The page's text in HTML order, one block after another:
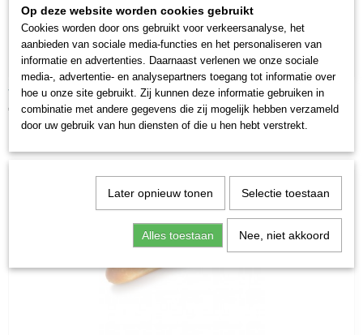
Vloerbruin
€ 3,20
Op deze website worden cookies gebruikt
Cookies worden door ons gebruikt voor verkeersanalyse, het
aanbieden van sociale media-functies en het personaliseren van
informatie en advertenties. Daarnaast verlenen we onze sociale
media-, advertentie- en analysepartners toegang tot informatie over
hoe u onze site gebruikt. Zij kunnen deze informatie gebruiken in
combinatie met andere gegevens die zij mogelijk hebben verzameld
door uw gebruik van hun diensten of die u hen hebt verstrekt.
Later opnieuw tonen Selectie toestaan
Alles toestaan Nee, niet akkoord